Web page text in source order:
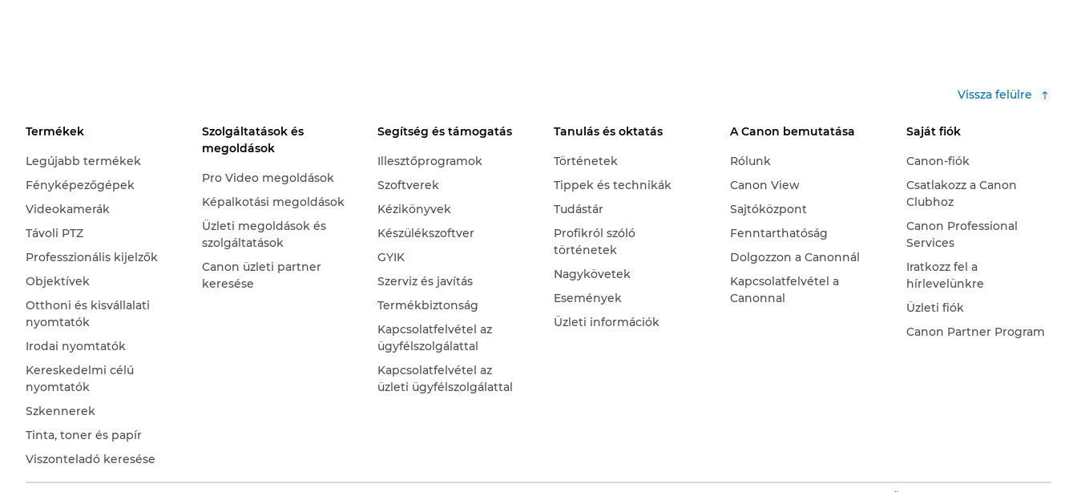
Vissza felülre
Termékek
Legújabb termékek
Fényképezőgépek
Videokamerák
Távoli PTZ
Professzionális kijelzők
Objektívek
Otthoni és kisvállalati
nyomtatók
Irodai nyomtatók
Kereskedelmi célú
nyomtatók
Szkennerek
Tinta, toner és papír
Viszonteladó keresése
Szolgáltatások és
megoldások
Pro Video megoldások
Képalkotási megoldások
Üzleti megoldások és
szolgáltatások
Canon üzleti partner
keresése
Segítség és támogatás
Illesztőprogramok
Szoftverek
Kézikönyvek
Készülékszoftver
GYIK
Szerviz és javítás
Termékbiztonság
Kapcsolatfelvétel az
ügyfélszolgálattal
Kapcsolatfelvétel az
üzleti ügyfélszolgálattal
Tanulás és oktatás
Történetek
Tippek és technikák
Tudástár
Profikról szóló
történetek
Nagykövetek
Események
Üzleti információk
A Canon bemutatása
Rólunk
Canon View
Sajtóközpont
Fenntarthatóság
Dolgozzon a Canonnál
Kapcsolatfelvétel a
Canonnal
Saját fiók
Canon-fiók
Csatlakozz a Canon
Clubhoz
Canon Professional
Services
Iratkozz fel a
hírlevelünkre
Üzleti fiók
Canon Partner Program